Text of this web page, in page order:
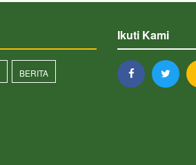
BERITA
Ikuti Kami